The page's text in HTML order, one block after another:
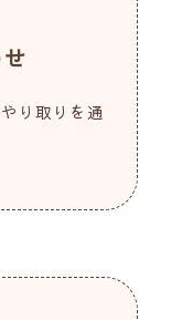
り取りを通